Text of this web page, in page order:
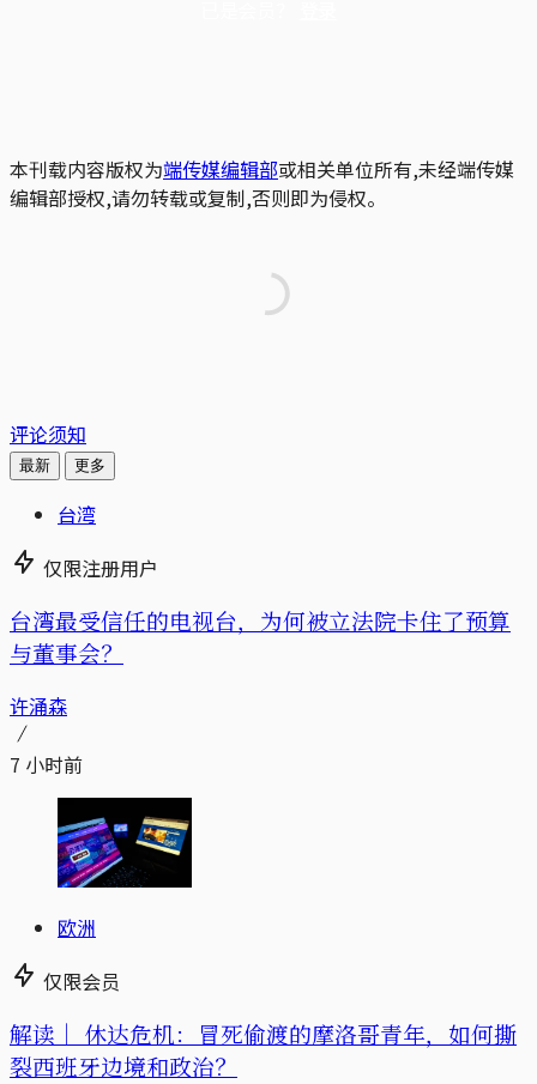
本刊载内容版权为端传媒编辑部或相关单位所有,未经端传媒
编辑部授权,请勿转载或复制,否则即为侵权。
评论须知
最新 更多
台湾
仅限注册用户
台湾最受信任的电视台，为何被立法院卡住了预算
与董事会？
许涌森
7 小时前
欧洲
仅限会员
解读｜ 休达危机：冒死偷渡的摩洛哥青年，如何撕
裂西班牙边境和政治？